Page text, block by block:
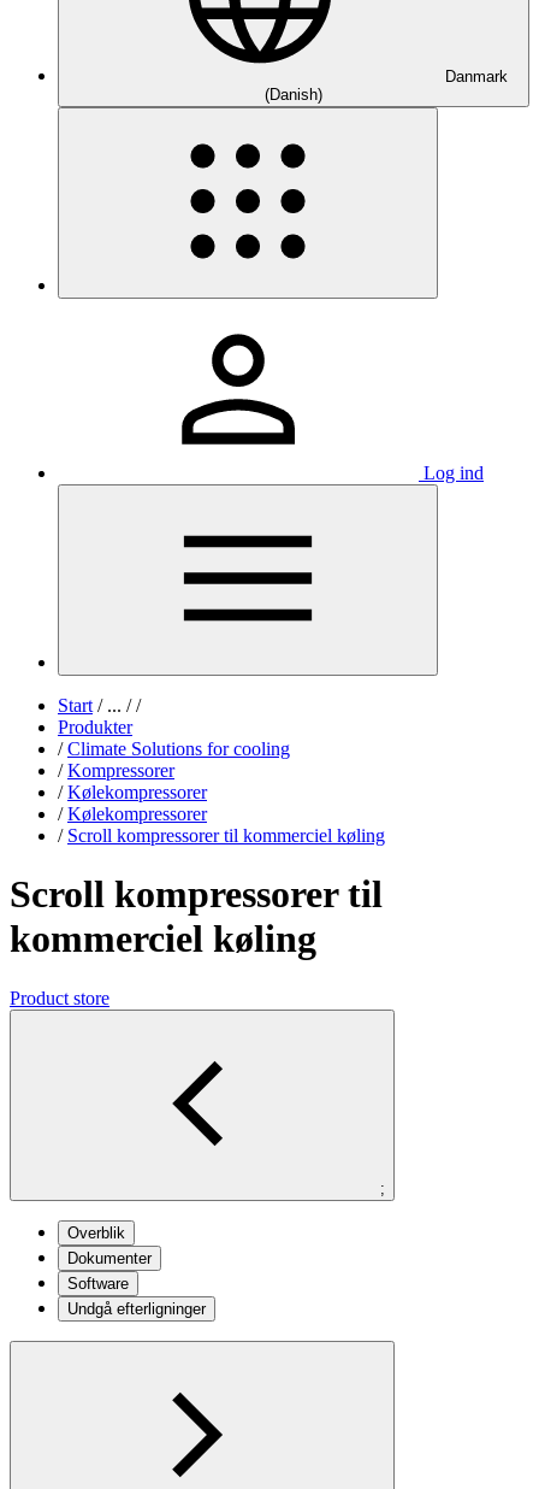
Danmark
(Danish)
Log ind
Start /... / /
Produkter
/ Climate Solutions for cooling
/ Kompressorer
/ Kølekompressorer
/ Kølekompressorer
/ Scroll kompressorer til kommerciel køling
Scroll kompressorer til
kommerciel køling
Product store
;
Overblik
Dokumenter
Software
Undgå efterligninger